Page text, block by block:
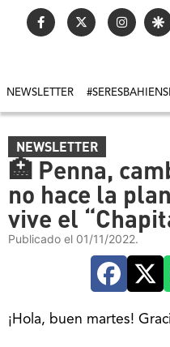
NEWSLETTER
NEWSLETTER
🏥 Penna,
no hace la
vive el
Publicado el 01/11/2022.
¡Hola, buen martes!